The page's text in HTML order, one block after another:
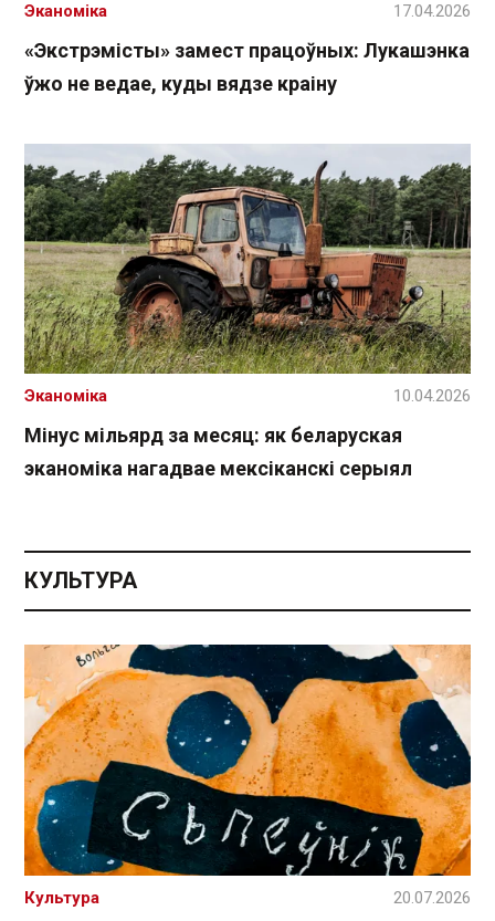
«Экстрэмісты» замест працоўных: Лукашэнка
ўжо не ведае, куды вядзе краіну
Эканоміка 17.04.2026
Мінус мільярд за месяц: як беларуская
эканоміка нагадвае мексіканскі серыял
Эканоміка 10.04.2026
КУЛЬТУРА
Культура 20.07.2026